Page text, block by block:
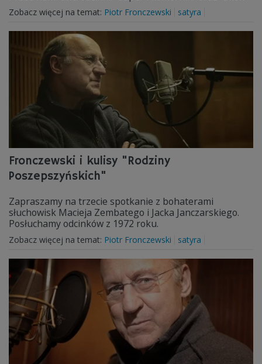
Zobacz więcej na temat: Piotr Fronczewski satyra
Fronczewski i kulisy "Rodziny
Poszepszyńskich"
Zapraszamy na trzecie spotkanie z bohaterami
słuchowisk Macieja Zembatego i Jacka Janczarskiego.
Posłuchamy odcinków z 1972 roku.
Zobacz więcej na temat: Piotr Fronczewski satyra